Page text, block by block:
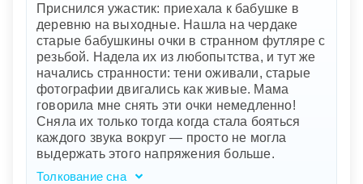
способности или перспективы, которые
позволяют вам видеть и понимать суть вещей
на более глубоком уровне. Разноцветные
ореолы вокруг книг представляют разные
аспекты вашей жизни и те удивительные
открытия, которые вас ждут. Зелёные и
фиолетовые цвета особенно подчеркивают
рост, духовное развитие и трансформацию.
Этот сон приглашает вас исследовать ваши
скрытые таланты и использовать их для
обогащения вашей жизни.
Приснился ужастик: приехала к бабушке в
деревню на выходные. Нашла на чердаке
старые бабушкины очки в странном футляре с
резьбой. Надела их из любопытства, и тут же
начались странности: тени оживали, старые
фотографии двигались как живые. Мама
говорила мне снять эти очки немедленно!
Сняла их только тогда когда стала бояться
каждого звука вокруг — просто не могла
выдержать этого напряжения больше.
Толкование сна